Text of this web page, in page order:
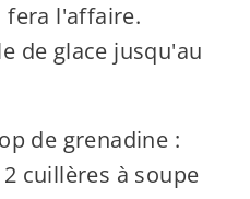
fera l'affaire.
de glace jusqu'au
de grenadine :
cuillères à soupe